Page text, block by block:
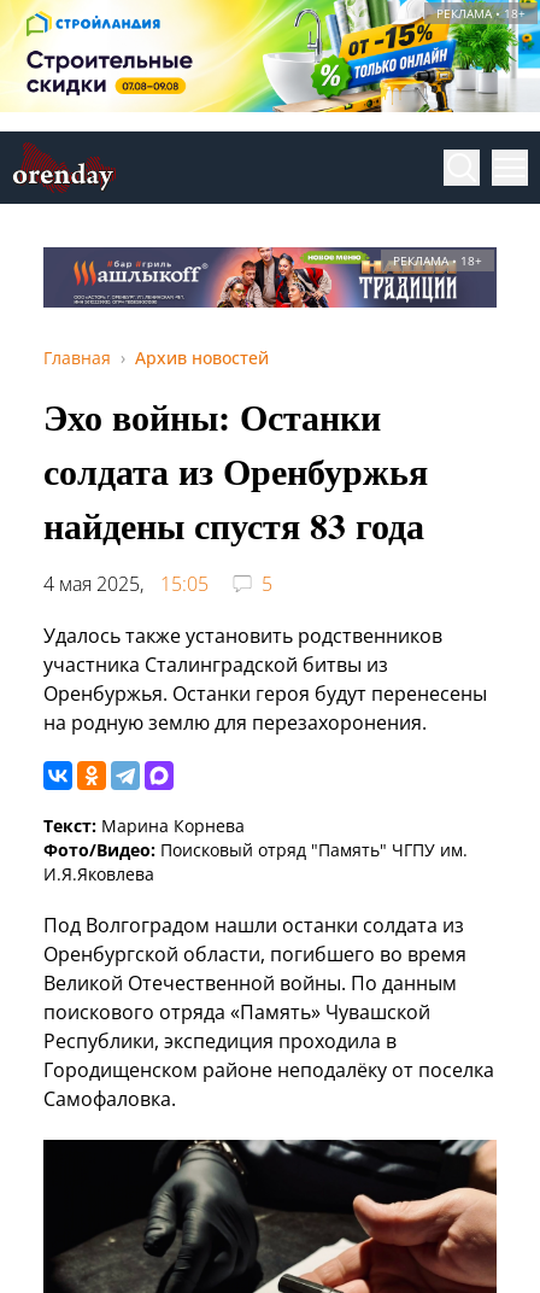
РЕКЛАМА • 18+
РЕКЛАМА • 18+
Главная Архив новостей
Эхо войны: Останки
солдата из Оренбуржья
найдены спустя 83 года
4 мая 2025, 15:05
5
Удалось также установить родственников
участника Сталинградской битвы из
Оренбуржья. Останки героя будут перенесены
на родную землю для перезахоронения.
Текст: Марина Корнева
Фото/Видео: Поисковый отряд "Память" ЧГПУ им.
И.Я.Яковлева
Под Волгоградом нашли останки солдата из
Оренбургской области, погибшего во время
Великой Отечественной войны. По данным
поискового отряда «Память» Чувашской
Республики, экспедиция проходила в
Городищенском районе неподалёку от поселка
Самофаловка.